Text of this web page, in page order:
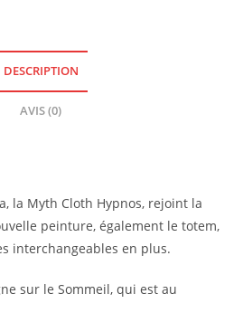
DESCRIPTION
AVIS (0)
la Myth Cloth Hypnos, rejoint la
peinture, également le totem,
interchangeables en plus.
sur le Sommeil, qui est au